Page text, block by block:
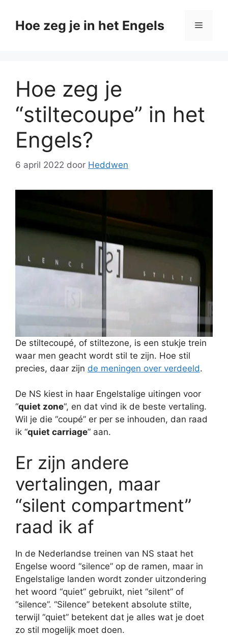
naarHoe zeg je in het Engels Menu
Hoe zeg je
“stiltecoupe” in het
Engels?
6 april 2022 door Heddwen
De stiltecoupé, of stiltezone, is een stukje trein
waar men geacht wordt stil te zijn. Hoe stil
precies, daar zijn de meningen over verdeeld.
De NS kiest in haar Engelstalige uitingen voor
“quiet zone“, en dat vind ik de beste vertaling.
Wil je die “coupé” er per se inhouden, dan raad
ik “quiet carriage” aan.
Er zijn andere
vertalingen, maar
“silent compartment”
raad ik af
In de Nederlandse treinen van NS staat het
Engelse woord “silence” op de ramen, maar in
Engelstalige landen wordt zonder uitzondering
het woord “quiet” gebruikt, niet “silent” of
“silence”. “Silence” betekent absolute stilte,
terwijl “quiet” betekent dat je alles wat je doet
zo stil mogelijk moet doen.